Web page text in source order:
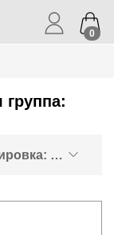
0
группа:
Хиты